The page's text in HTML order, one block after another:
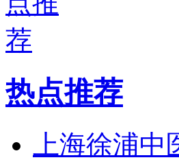
热点推荐
上海徐浦